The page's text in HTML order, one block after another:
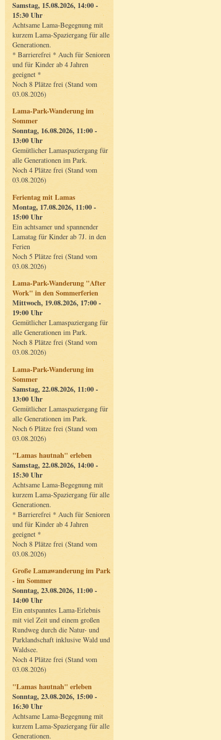
Samstag, 15.08.2026, 14:00 -
15:30 Uhr
Achtsame Lama-Begegnung mit
kurzem Lama-Spaziergang für alle
Generationen.
* Barrierefrei * Auch für Senioren
und für Kinder ab 4 Jahren
geeignet *
Noch 8 Plätze frei (Stand vom
03.08.2026)
Lama-Park-Wanderung im
Sommer
Sonntag, 16.08.2026, 11:00 -
13:00 Uhr
Gemütlicher Lamaspaziergang für
alle Generationen im Park.
Noch 4 Plätze frei (Stand vom
03.08.2026)
Ferientag mit Lamas
Montag, 17.08.2026, 11:00 -
15:00 Uhr
Ein achtsamer und spannender
Lamatag für Kinder ab 7J. in den
Ferien
Noch 5 Plätze frei (Stand vom
03.08.2026)
Lama-Park-Wanderung "After
Work" in den Sommerferien
Mittwoch, 19.08.2026, 17:00 -
19:00 Uhr
Gemütlicher Lamaspaziergang für
alle Generationen im Park.
Noch 8 Plätze frei (Stand vom
03.08.2026)
Lama-Park-Wanderung im
Sommer
Samstag, 22.08.2026, 11:00 -
13:00 Uhr
Gemütlicher Lamaspaziergang für
alle Generationen im Park.
Noch 6 Plätze frei (Stand vom
03.08.2026)
"Lamas hautnah" erleben
Samstag, 22.08.2026, 14:00 -
15:30 Uhr
Achtsame Lama-Begegnung mit
kurzem Lama-Spaziergang für alle
Generationen.
* Barrierefrei * Auch für Senioren
und für Kinder ab 4 Jahren
geeignet *
Noch 8 Plätze frei (Stand vom
03.08.2026)
Große Lamawanderung im Park
- im Sommer
Sonntag, 23.08.2026, 11:00 -
14:00 Uhr
Ein entspanntes Lama-Erlebnis
mit viel Zeit und einem großen
Rundweg durch die Natur- und
Parklandschaft inklusive Wald und
Waldsee.
Noch 4 Plätze frei (Stand vom
03.08.2026)
"Lamas hautnah" erleben
Sonntag, 23.08.2026, 15:00 -
16:30 Uhr
Achtsame Lama-Begegnung mit
kurzem Lama-Spaziergang für alle
Generationen.